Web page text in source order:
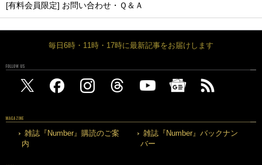
[有料会員限定] お問い合わせ・Ｑ＆Ａ
毎日6時・11時・17時に最新記事をお届けします
FOLLOW US
MAGAZINE
雑誌『Number』購読のご案
内
雑誌『Number』バックナン
バー